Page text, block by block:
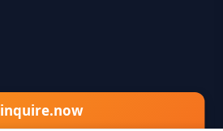
inquire.now